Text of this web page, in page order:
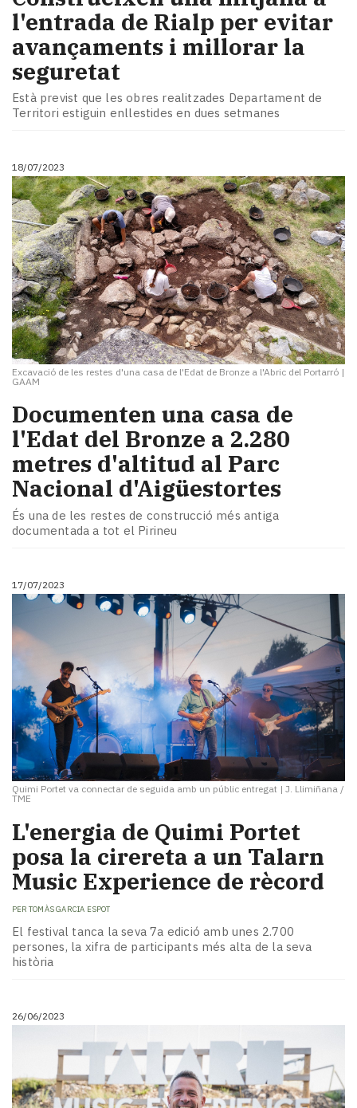
l'entrada de Rialp per evitar
avançaments i millorar la
seguretat
Està previst que les obres realitzades Departament de
Territori estiguin enllestides en dues setmanes
18/07/2023
Excavació de les restes d'una casa de l'Edat de Bronze a l'Abric del Portarró |
GAAM
Documenten una casa de
l'Edat del Bronze a 2.280
metres d'altitud al Parc
Nacional d'Aigüestortes
És una de les restes de construcció més antiga
documentada a tot el Pirineu
17/07/2023
Quimi Portet va connectar de seguida amb un públic entregat | J. Llimiñana /
TME
L'energia de Quimi Portet
posa la cirereta a un Talarn
Music Experience de rècord
PER TOMÀS GARCIA ESPOT
El festival tanca la seva 7a edició amb unes 2.700
persones, la xifra de participants més alta de la seva
història
26/06/2023